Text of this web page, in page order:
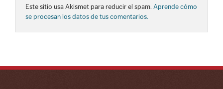
Este sitio usa Akismet para reducir el spam. Aprende cómo
se procesan los datos de tus comentarios.